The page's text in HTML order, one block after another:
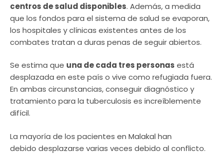
centros de salud disponibles. Además, a medida
que los fondos para el sistema de salud se evaporan,
los hospitales y clínicas existentes antes de los
combates tratan a duras penas de seguir abiertos.
Se estima que una de cada tres personas está
desplazada en este país o vive como refugiada fuera.
En ambas circunstancias, conseguir diagnóstico y
tratamiento para la tuberculosis es increíblemente
difícil.
La mayoría de los pacientes en Malakal han
debido desplazarse varias veces debido al conflicto.